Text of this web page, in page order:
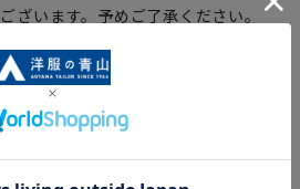
ざいます。予めご了承ください。
イズ(ヌードサイズ)を記載している
ター環境、また撮影時の室内外の光